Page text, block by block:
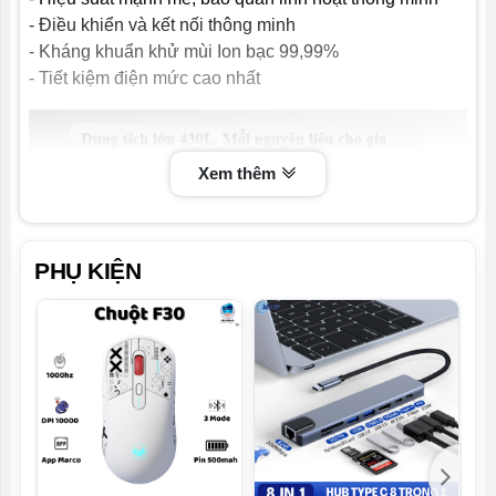
- Wifi kết nối App:
Có
- Điều khiển và kết nối thông minh
- Kháng khuẩn khử mùi Ion bạc 99,99%
- Tiết kiệm điện mức cao nhất
Xem thêm
PHỤ KIỆN